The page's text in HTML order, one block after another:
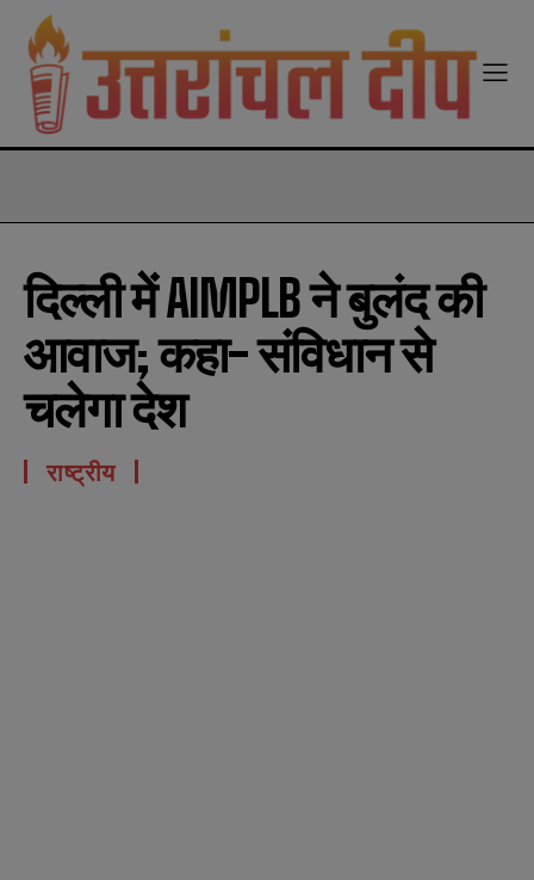
दिल्ली में AIMPLB ने बुलंद की
आवाज; कहा- संविधान से
चलेगा देश
राष्ट्रीय